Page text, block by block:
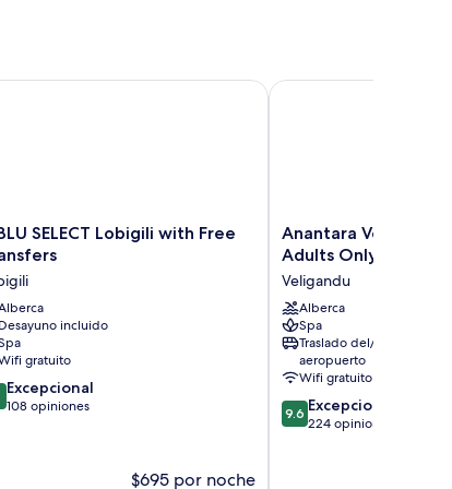
with Free Transfers
SELECT Lobigili with Free
Desayuno incluido
gratuito
Excepcional
108 opiniones
$695 por noche
SELECT Lobigili with Free Transfers
Anantara
Veli
Resort
-
Adults
Only
Veligandu
Anantara Veli
Adults Only
Veligandu
Alberca
Spa
Traslado del/al
aeropuerto
Wifi gratuito
9.6
de
9.6 Excepcional
224 opiniones
Anantara Veli